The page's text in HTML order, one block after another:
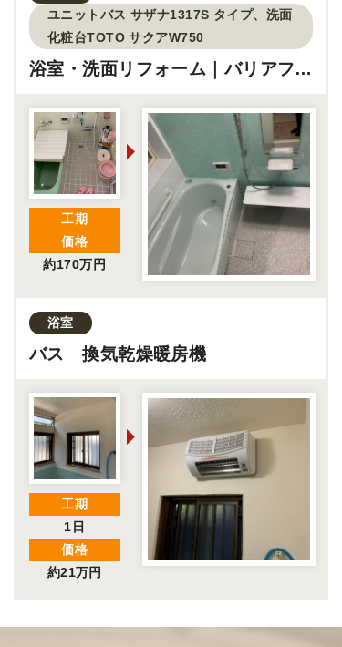
ユニットバス サザナ1317S タイプ、洗面
化粧台TOTO サクアW750
浴室・洗面リフォーム｜バリアフリ
ーの実現
工期
価格
約170万円
浴室
バス 換気乾燥暖房機
工期
1日
価格
約21万円